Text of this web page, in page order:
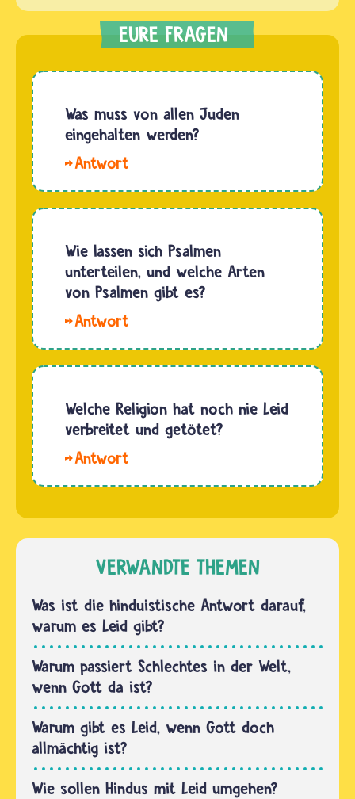
Was muss von allen Juden
eingehalten werden?
enthält
Mizwot.
Das sind
biblische
und
Verbote.
Zusätzlich
die
rabbinischen…
Wie lassen sich Psalmen
unterteilen, und welche Arten
von Psalmen gibt es?
gibt im
der
hebräischen
Psalmen,
die in 5
unterteilt
Welche Religion hat noch nie Leid
verbreitet und getötet?
die
Religionen,
die Leid
verbreiten
und
töten,
sondern
Menschen.
Manche
von
ihnen
berufen
sich…
VERWANDTE THEMEN
Was ist die hinduistische Antwort darauf,
warum es Leid gibt?
Warum passiert Schlechtes in der Welt,
wenn Gott da ist?
Warum gibt es Leid, wenn Gott doch
allmächtig ist?
Wie sollen Hindus mit Leid umgehen?